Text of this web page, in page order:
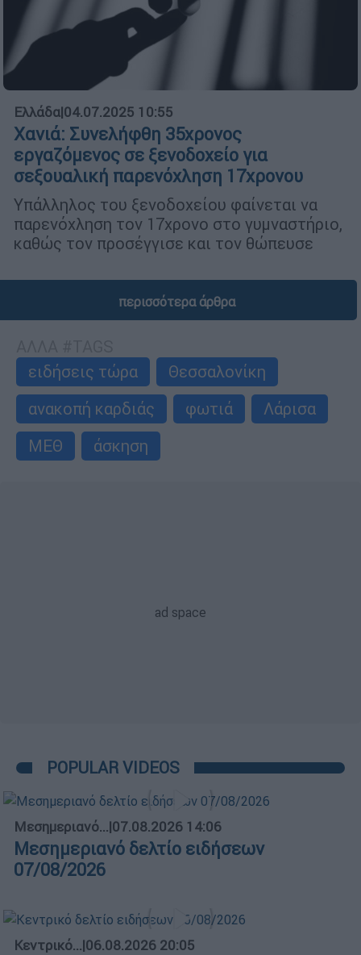
Ελλάδα|04.07.2025 10:55
Χανιά: Συνελήφθη 35χρονος
εργαζόμενος σε ξενοδοχείο για
σεξουαλική παρενόχληση 17χρονου
Υπάλληλος του ξενοδοχείου φαίνεται να
παρενόχληση τον 17χρονο στο γυμναστήριο,
καθώς τον προσέγγισε και τον θώπευσε
περισσότερα άρθρα
ειδήσεις τώρα
Θεσσαλονίκη
ανακοπή καρδιάς
φωτιά
Λάρισα
ΜΕΘ
άσκηση
POPULAR VIDEOS
Μεσημεριανό...|07.08.2026 14:06
Μεσημεριανό δελτίο ειδήσεων
07/08/2026
Κεντρικό...|06.08.2026 20:05